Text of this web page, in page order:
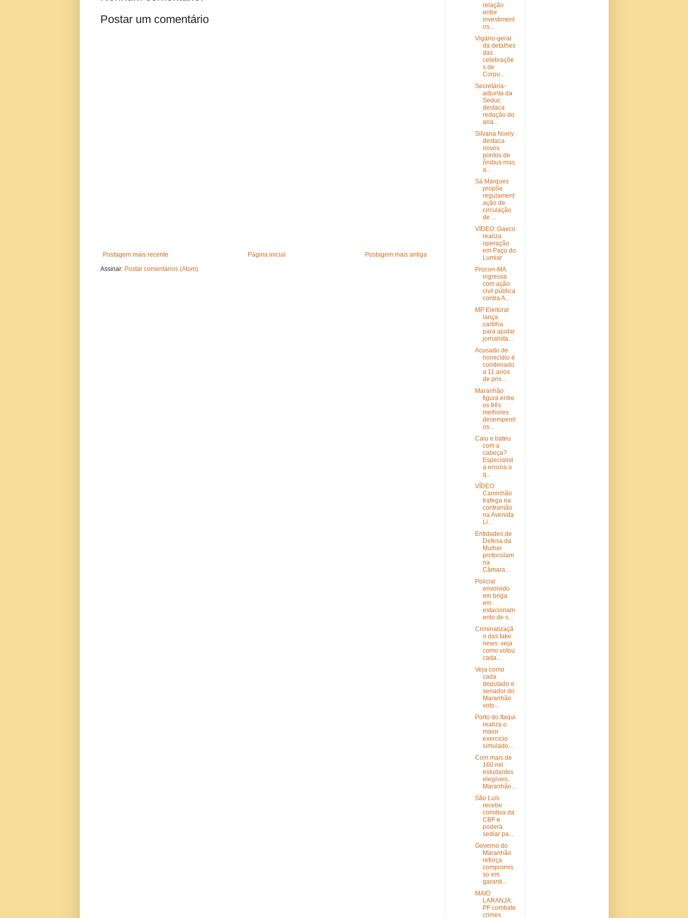
Postar um comentário
Postagem mais recente Postagem mais antiga
Página inicial
Assinar: Postar comentários (Atom)
relação
entre
investiment
os...
Vigário-geral
dá detalhes
das
celebraçõe
s de
Corpu...
Secretária-
adjunta da
Seduc
destaca
redução do
ana...
Silvana Noely
destaca
novos
pontos de
ônibus mas
a...
Sá Marques
propõe
regulament
ação de
circulação
de ...
VÍDEO: Gaeco
realiza
operação
em Paço do
Lumiar
Procon-MA
ingressa
com ação
civil pública
contra A...
MP Eleitoral
lança
cartilha
para ajudar
jornalista...
Acusado de
homicídio é
condenado
a 11 anos
de pris...
Maranhão
figura entre
os três
melhores
desempenh
os...
Caiu e bateu
com a
cabeça?
Especialist
a ensina o
q...
VÍDEO:
Caminhão
trafega na
contramão
na Avenida
Li...
Entidades de
Defesa da
Mulher
protocolam
na
Câmara...
Policial
envolvido
em briga
em
estacionam
ento de s...
Criminalizaçã
o das fake
news: veja
como votou
cada...
Veja como
cada
deputado e
senador do
Maranhão
voto...
Porto do Itaqui
realiza o
maior
exercício
simulado...
Com mais de
160 mil
estudantes
elegíveis,
Maranhão...
São Luís
recebe
comitiva da
CBF e
poderá
sediar pa...
Governo do
Maranhão
reforça
compromis
so em
garanti...
MAIO
LARANJA:
PF combate
crimes